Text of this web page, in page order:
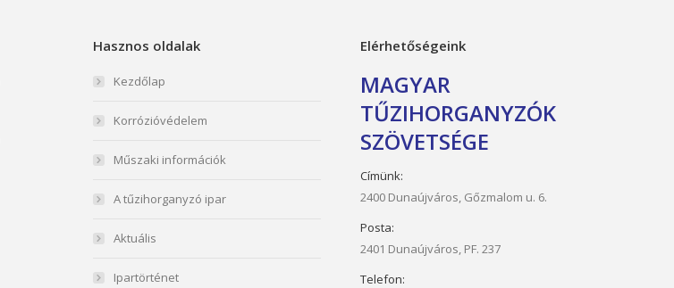
Hasznos oldalak
Kezdőlap
Korrózióvédelem
Műszaki információk
A tűzihorganyzó ipar
Aktuális
Ipartörténet
Elérhetőségeink
MAGYAR
TŰZIHORGANYZÓK
SZÖVETSÉGE
Címünk:
2400 Dunaújváros, Gőzmalom u. 6.
Posta:
2401 Dunaújváros, PF. 237
Telefon: